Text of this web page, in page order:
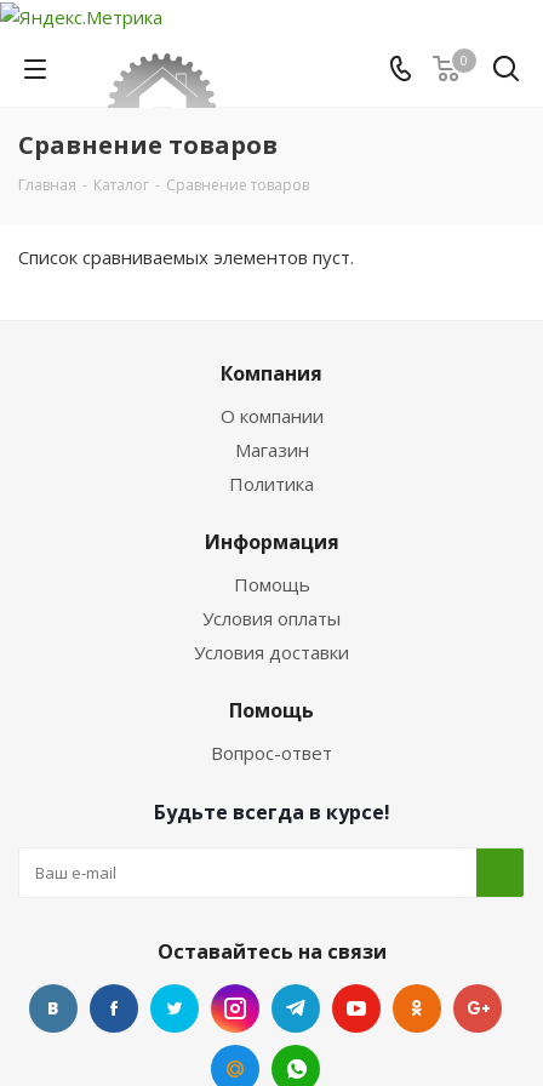
0
Сравнение товаров
Главная - Каталог - Сравнение товаров
Список сравниваемых элементов пуст.
Компания
О компании
Магазин
Политика
Информация
Помощь
Условия оплаты
Условия доставки
Помощь
Вопрос-ответ
Будьте всегда в курсе!
Оставайтесь на связи